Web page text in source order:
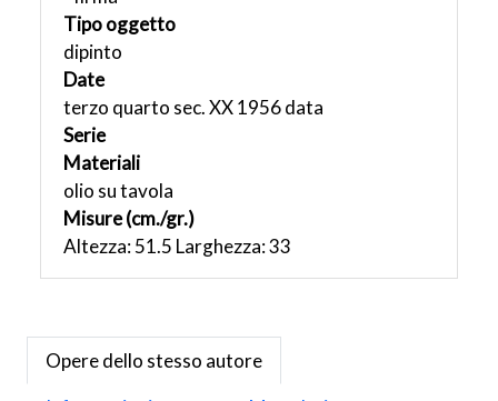
Tipo oggetto
dipinto
Date
terzo quarto sec. XX 1956 data
Serie
Materiali
olio su tavola
Misure (cm./gr.)
Altezza: 51.5 Larghezza: 33
Opere dello stesso autore